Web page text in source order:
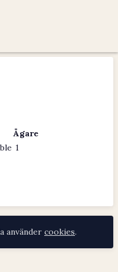
Ägare
1
använder cookies.